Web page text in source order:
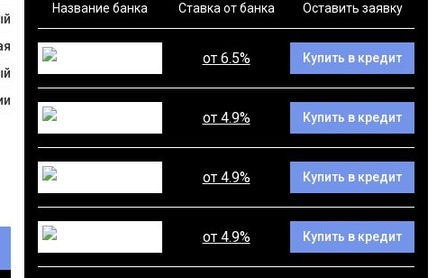
Название банка Ставка от банка Оставить заявку
от 6.5% Купить в кредит
от 4.9% Купить в кредит
от 4.9% Купить в кредит
от 4.9% Купить в кредит